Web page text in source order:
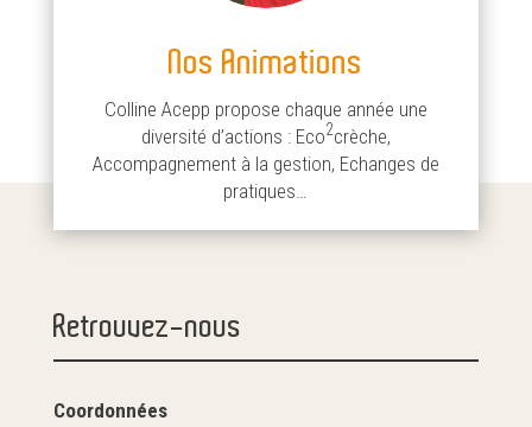
Nos Animations
Colline Acepp propose chaque année une
diversité d’actions : Eco2crèche,
Accompagnement à la gestion, Echanges de
pratiques…
Retrouvez-nous
Coordonnées